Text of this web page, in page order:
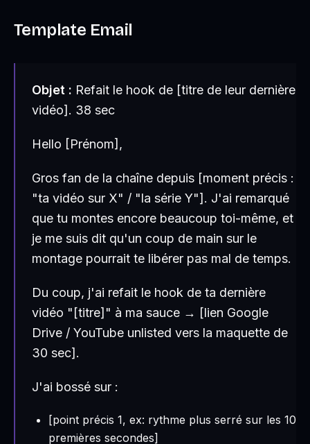
Template Email
Objet : Refait le hook de [titre de leur dernière
vidéo]. 38 sec
Hello [Prénom],
Gros fan de la chaîne depuis [moment précis :
"ta vidéo sur X" / "la série Y"]. J'ai remarqué
que tu montes encore beaucoup toi-même, et
je me suis dit qu'un coup de main sur le
montage pourrait te libérer pas mal de temps.
Du coup, j'ai refait le hook de ta dernière
vidéo "[titre]" à ma sauce → [lien Google
Drive / YouTube unlisted vers la maquette de
30 sec].
J'ai bossé sur :
[point précis 1, ex: rythme plus serré sur les 10
premières secondes]